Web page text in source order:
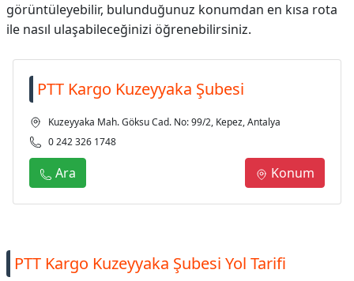
görüntüleyebilir, bulunduğunuz konumdan en kısa rota
ile nasıl ulaşabileceğinizi öğrenebilirsiniz.
PTT Kargo Kuzeyyaka Şubesi
Kuzeyyaka Mah. Göksu Cad. No: 99/2, Kepez, Antalya
0 242 326 1748
Ara Konum
PTT Kargo Kuzeyyaka Şubesi Yol Tarifi